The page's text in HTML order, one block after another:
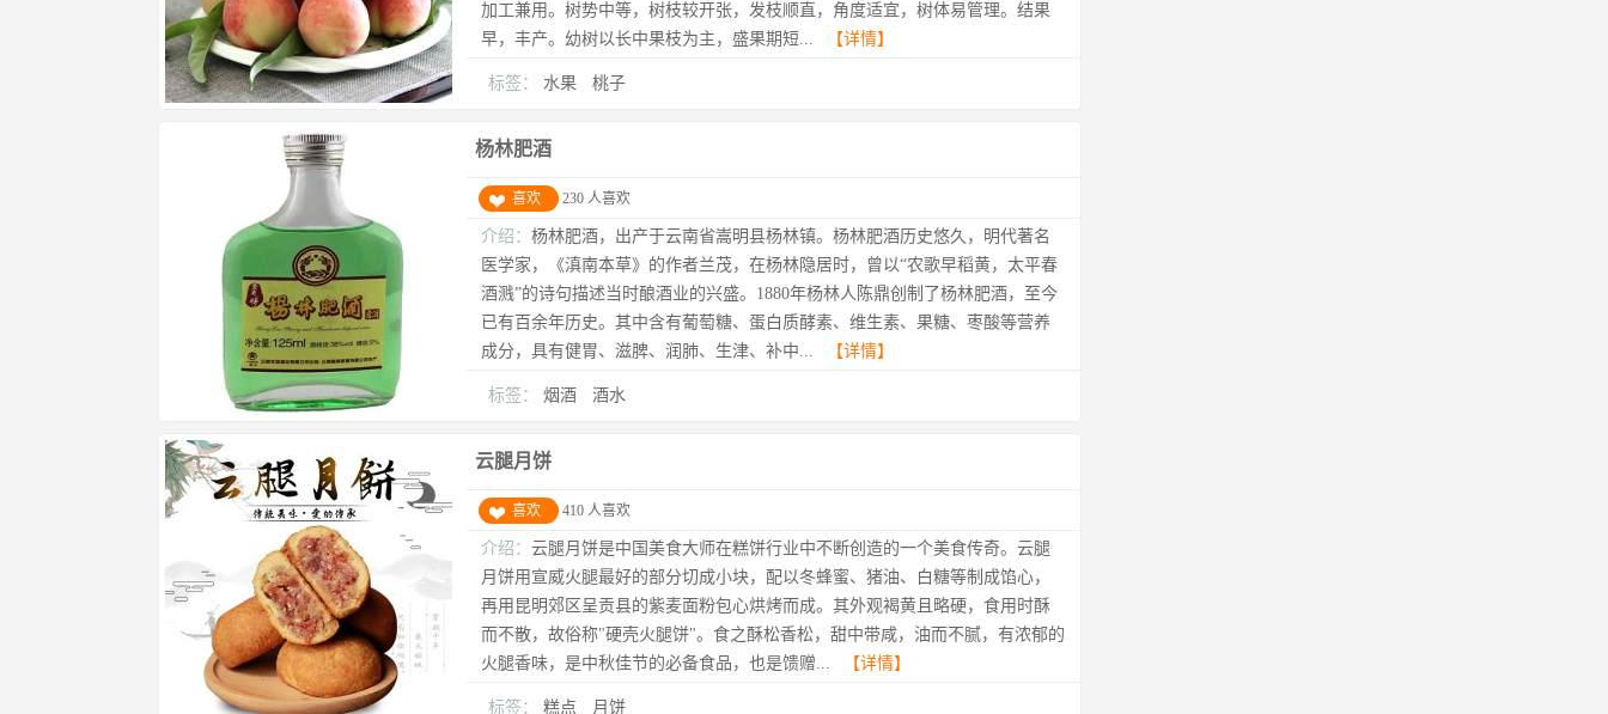
加工兼用。树势中等，树枝较开张，发枝顺直，角度适宜，树体易管理。结果
早，丰产。幼树以长中果枝为主，盛果期短...
【详情】
标签： 水果 桃子
杨林肥酒
喜欢 230 人喜欢
介绍： 杨林肥酒，出产于云南省嵩明县杨林镇。杨林肥酒历史悠久，明代著名
医学家，《滇南本草》的作者兰茂，在杨林隐居时，曾以“农歌早稻黄，太平春
酒溅”的诗句描述当时酿酒业的兴盛。1880年杨林人陈鼎创制了杨林肥酒，至今
已有百余年历史。其中含有葡萄糖、蛋白质酵素、维生素、果糖、枣酸等营养
成分，具有健胃、滋脾、润肺、生津、补中...
【详情】
标签： 烟酒 酒水
云腿月饼
喜欢 410 人喜欢
介绍： 云腿月饼是中国美食大师在糕饼行业中不断创造的一个美食传奇。云腿
月饼用宣威火腿最好的部分切成小块，配以冬蜂蜜、猪油、白糖等制成馅心，
再用昆明郊区呈贡县的紫麦面粉包心烘烤而成。其外观褐黄且略硬，食用时酥
而不散，故俗称"硬壳火腿饼"。食之酥松香松，甜中带咸，油而不腻，有浓郁的
火腿香味，是中秋佳节的必备食品，也是馈赠...
【详情】
标签： 糕点 月饼